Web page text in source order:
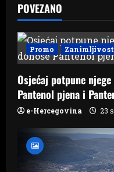
a
v
i
g
a
POVEZANO
Promo
Osjećaj potpune
Pantenol pjena i
e-Hercegovina 23